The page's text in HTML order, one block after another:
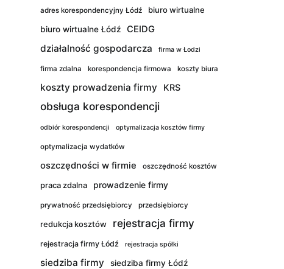
adres korespondencyjny Łódź
biuro wirtualne
biuro wirtualne Łódź
CEIDG
działalność gospodarcza firma w Łodzi
firma zdalna korespondencja firmowa koszty biura
koszty prowadzenia firmy KRS
obsługa korespondencji
odbiór korespondencji optymalizacja kosztów firmy
optymalizacja wydatków
oszczędności w firmie oszczędność kosztów
praca zdalna prowadzenie firmy
prywatność przedsiębiorcy przedsiębiorcy
redukcja kosztów rejestracja firmy
rejestracja firmy Łódź rejestracja spółki
siedziba firmy siedziba firmy Łódź